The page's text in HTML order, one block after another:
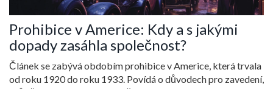
Prohibice v Americe: Kdy a s jakými
dopady zasáhla společnost?
Článek se zabývá obdobím prohibice v Americe, která trvala
od roku 1920 do roku 1933. Povídá o důvodech pro zavedení,